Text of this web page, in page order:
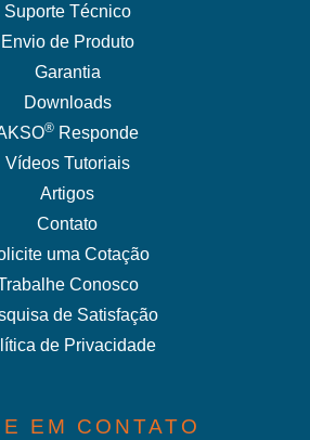
Suporte Técnico
Envio de Produto
Garantia
Downloads
® Responde
Vídeos Tutoriais
Artigos
Contato
uma Cotação
Conosco
de Satisfação
de Privacidade
EM CONTATO